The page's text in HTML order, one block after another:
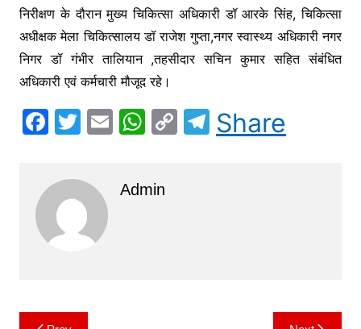
निरीक्षण के दौरान मुख्य चिकित्सा अधिकारी डॉ आरके सिंह, चिकित्सा
अधीक्षक मेला चिकित्सालय डॉ राजेश गुप्ता,नगर स्वास्थ्य अधिकारी नगर
निगर डॉ गंभीर तालियान ,तहसीदार सचिन कुमार सहित संबंधित
अधिकारी एवं कर्मचारी मौजूद रहे।
F
c
e
b
o
T
itt
er
E W
s
C T
el
Share
Admin